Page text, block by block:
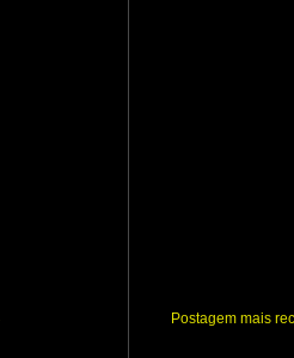
Postagem mais